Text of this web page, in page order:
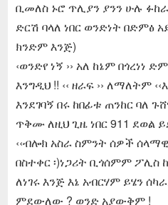
ቢመለስ ኑሮ ጥሊያን ያንን ሁሉ
ድርሽ ባላለ ነበር ወንድነት በድምፅ
ክንድም እንጅ)
‹ወንድየ ነኝ ›› አለ ከኔም በጎረነነ
እንግዲህ !! ‹‹ ዘራፍ ›› ለማለትም
እንደገባኝ በሩ ከበፊቱ ጠንከር ባለ
ጥቅሙ ለዚህ ጊዜ ነበር 911 ደወል
‹‹ብሎክ አስራ ስምንት ሰዎች
በስተቀር ፡)ነጋሪት ቢጎሰምም ፖሊስ
ለነገሩ እንጅ እኔ አብርሃም ይሄን
ምደውለው ? ወንድ አያውቅም !